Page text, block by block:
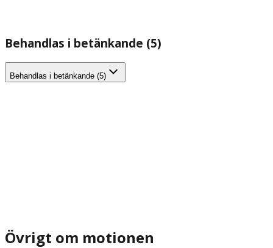
Behandlas i betänkande (5)
Behandlas i betänkande (5)
Övrigt om motionen